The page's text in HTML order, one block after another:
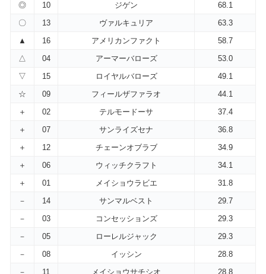
◎ 10 ジゲン
68.1
〇
13 ヴァルキュリア
63.3
▲
16 アメリカンファクト
58.7
△
04 アーマーバローズ
53.0
▽
15 ロイヤルバローズ
49.1
☆
09 フィールザファラオ
44.1
＋
02 テルモードーサ
37.4
＋
07 サンライズセナ
36.8
＋
12 チェーンオブラブ
34.9
＋
06 ウィッチクラフト
34.1
＋
01 メイショウラビエ
31.8
－
14 サンマルベスト
29.7
－
03 コンセッションズ
29.3
－
05 ローレルジャック
29.3
－
08 イッシン
28.8
－
11 メイショウサチシオ 28.8